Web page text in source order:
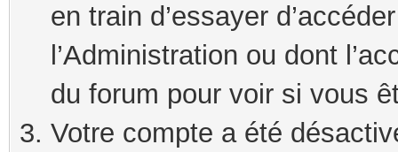
en train d’essayer
l’Administration ou dont
du forum pour voir si vous
Votre compte a été